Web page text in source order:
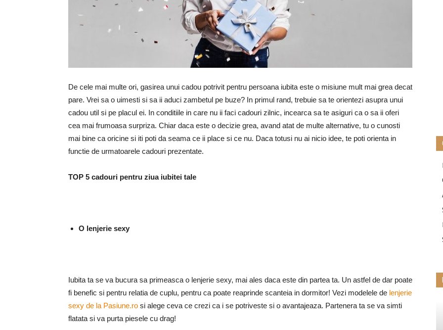
De cele mai multe ori, gasirea unui cadou potrivit pentru persoana iubita este o misiune mult mai grea decat
pare. Vrei sa o uimesti si sa ii aduci zambetul pe buze? In primul rand, trebuie sa te orientezi asupra unui
cadou util si pe placul ei. In conditiile in care nu ii faci cadouri zilnic, incearca sa te asiguri ca o sa ii oferi
cea mai frumoasa surpriza. Chiar daca este o decizie grea, avand atat de multe alternative, tu o cunosti
mai bine ca oricine si iti poti da seama ce ii place si ce nu. Daca totusi nu ai nicio idee, te poti orienta in
functie de urmatoarele cadouri prezentate.
TOP 5 cadouri pentru ziua iubitei tale
O lenjerie sexy
Iubita ta se va bucura sa primeasca o lenjerie sexy, mai ales daca este din partea ta. Un astfel de dar poate
fi benefic si pentru relatia de cuplu, pentru ca poate reaprinde scanteia in dormitor! Vezi modelele de lenjerie
sexy de la Pasiune.ro si alege ceva ce crezi ca i se potriveste si o avantajeaza. Partenera ta se va simti
flatata si va purta piesele cu drag!